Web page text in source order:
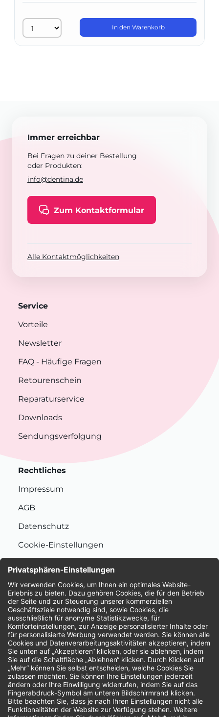
In den Warenkorb
Immer erreichbar
Bei Fragen zu deiner Bestellung
oder Produkten:
info@dentina.de
Zum Kontaktformular
Alle Kontaktmöglichkeiten
Service
Vorteile
Newsletter
FAQ - Häufige Fragen
Retourenschein
Reparaturservice
Downloads
Sendungsverfolgung
Rechtliches
Impressum
AGB
Datenschutz
Cookie-Einstellungen
Bewertungen